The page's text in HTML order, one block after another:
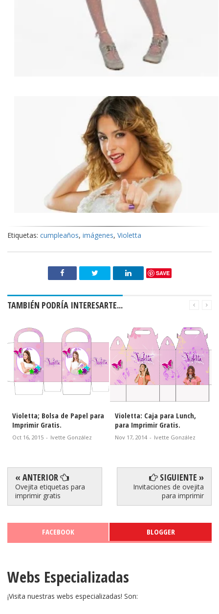
Etiquetas: cumpleaños, imágenes, Violetta
SAVE
TAMBIÉN PODRÍA INTERESARTE...
Violetta: Caja para Lunch,
para Imprimir Gratis.
Nov 17, 2014 - Ivette González
Máscara de Violetta para
Imprimir Gratis.
Oct 09, 2014 - Ivette González
« ANTERIOR
Ovejita etiquetas para
imprimir gratis
SIGUIENTE »
Invitaciones de ovejita
para imprimir
FACEBOOK BLOGGER
Webs Especializadas
¡Visita nuestras webs especializadas! Son: